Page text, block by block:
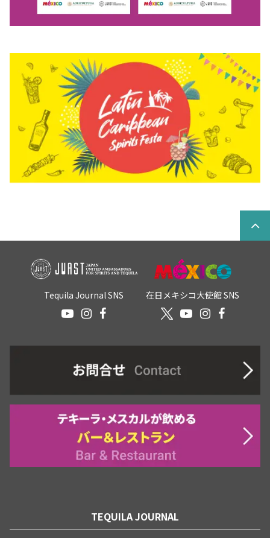
Tequila Journal SNS 在日メキシコ大使館 SNS
TEQUILA JOURNAL